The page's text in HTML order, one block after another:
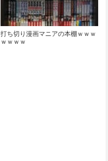
打ち切り漫画マニアの本棚ｗｗｗ
ｗｗｗｗ